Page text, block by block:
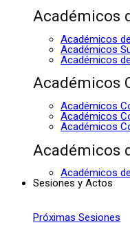
Académicos
Académicos
Académicos
Académicos
Académicos
Académicos
Académicos
Académicos
Académicos
Académicos
Sesiones y Actos
Próximas Sesiones